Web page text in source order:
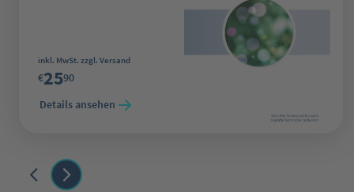
Regulärer Preis:
inkl. MwSt. zzgl. Versand
€2590
Details ansehen